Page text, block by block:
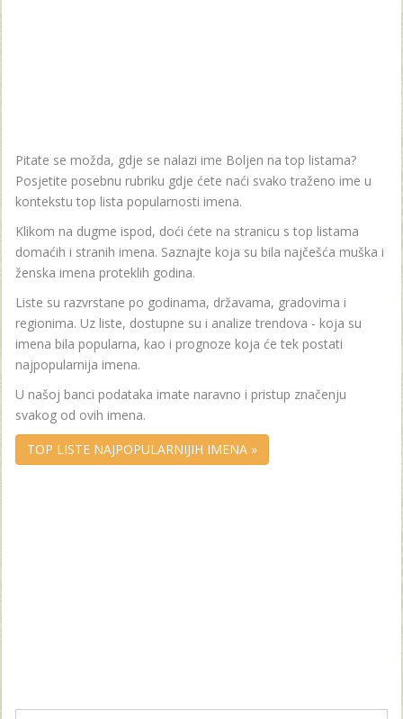
Pitate se možda, gdje se nalazi ime Boljen na top listama?
Posjetite posebnu rubriku gdje ćete naći svako traženo ime u
kontekstu top lista popularnosti imena.
Klikom na dugme ispod, doći ćete na stranicu s top listama
domaćih i stranih imena. Saznajte koja su bila najčešća muška i
ženska imena proteklih godina.
Liste su razvrstane po godinama, državama, gradovima i
regionima. Uz liste, dostupne su i analize trendova - koja su
imena bila popularna, kao i prognoze koja će tek postati
najpopularnija imena.
U našoj banci podataka imate naravno i pristup značenju
svakog od ovih imena.
TOP LISTE NAJPOPULARNIJIH IMENA »